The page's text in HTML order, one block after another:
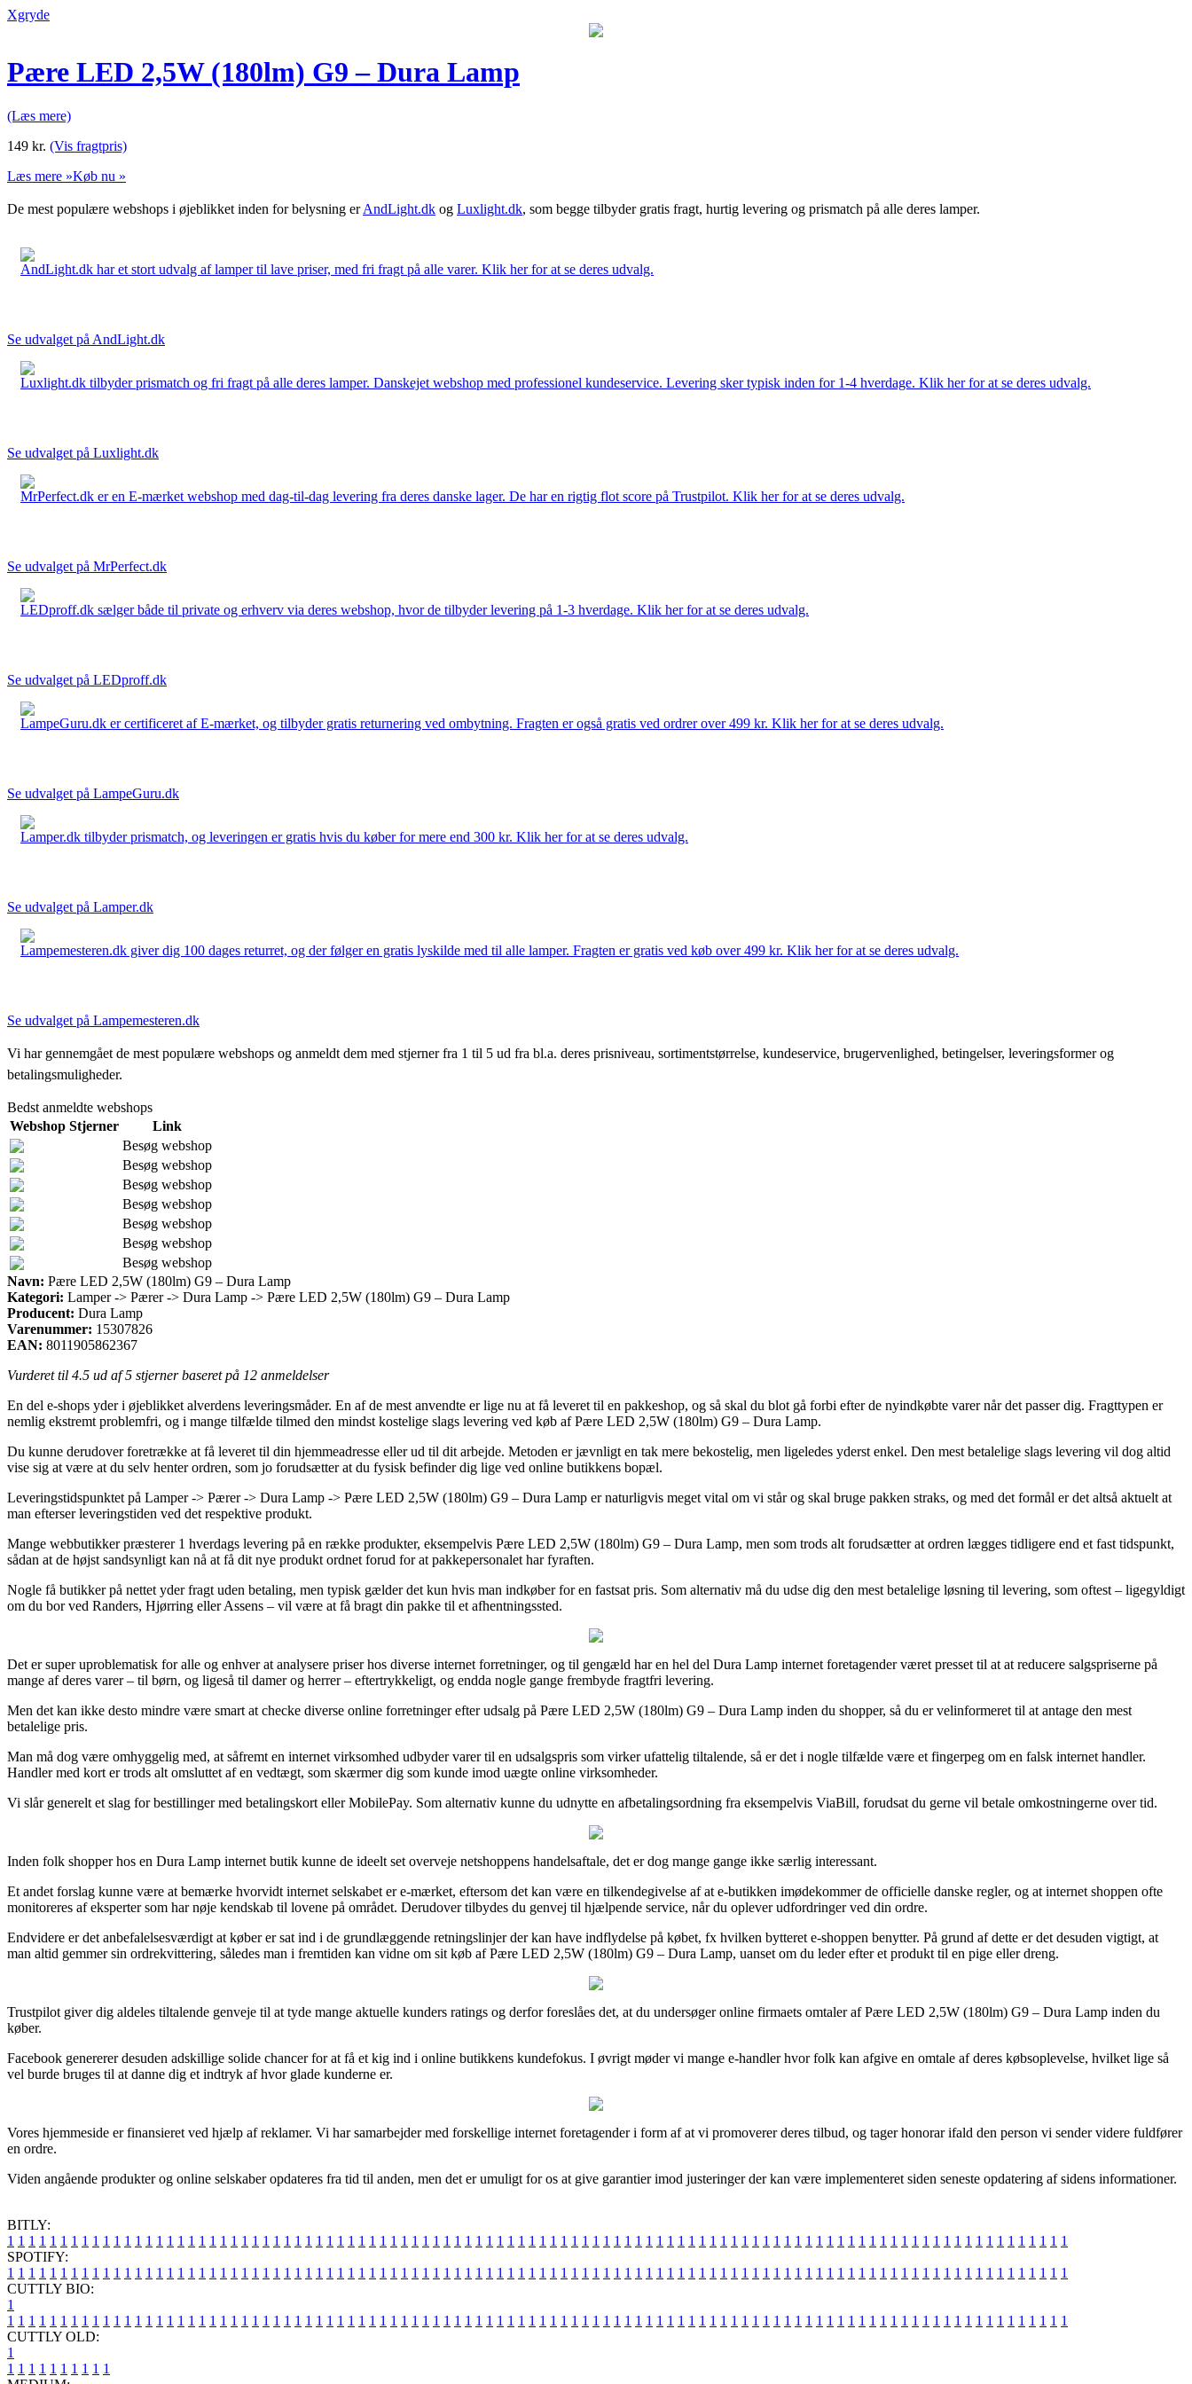
Xgryde
Pære LED 2,5W (180lm) G9 – Dura Lamp
(Læs mere)
149 kr. (Vis fragtpris)
Læs mere »Køb nu »
De mest populære webshops i øjeblikket inden for belysning erAndLight.dk og Luxlight.dk, som begge tilbyder gratis fragt, hurtig levering og prismatch på alle deres lamper.
AndLight.dk har et stort udvalg af lamper til lave priser, med fri fragt på alle varer. Klik her for at se deres udvalg.
Se udvalget på AndLight.dk
Luxlight.dk tilbyder prismatch og fri fragt på alle deres lamper. Danskejet webshop med professionel kundeservice. Levering sker typisk inden for 1-4 hverdage. Klik her for at se deres udvalg.
Se udvalget på Luxlight.dk
MrPerfect.dk er en E-mærket webshop med dag-til-dag levering fra deres danske lager. De har en rigtig flot score på Trustpilot. Klik her for at se deres udvalg.
Se udvalget på MrPerfect.dk
LEDproff.dk sælger både til private og erhverv via deres webshop, hvor de tilbyder levering på 1-3 hverdage. Klik her for at se deres udvalg.
Se udvalget på LEDproff.dk
LampeGuru.dk er certificeret af E-mærket, og tilbyder gratis returnering ved ombytning. Fragten er også gratis ved ordrer over 499 kr. Klik her for at se deres udvalg.
Se udvalget på LampeGuru.dk
Lamper.dk tilbyder prismatch, og leveringen er gratis hvis du køber for mere end 300 kr. Klik her for at se deres udvalg.
Se udvalget på Lamper.dk
Lampemesteren.dk giver dig 100 dages returret, og der følger en gratis lyskilde med til alle lamper. Fragten er gratis ved køb over 499 kr. Klik her for at se deres udvalg.
Se udvalget på Lampemesteren.dk
Vi har gennemgået de mest populære webshops og anmeldt dem med stjerner fra 1 til 5 ud fra bl.a. deres prisniveau, sortimentstørrelse, kundeservice, brugervenlighed, betingelser, leveringsformer og
betalingsmuligheder.
Bedst anmeldte webshops
Webshop Stjerner
Link
Besøg webshop
Besøg webshop
Besøg webshop
Besøg webshop
Besøg webshop
Besøg webshop
Besøg webshop
Navn: Pære LED 2,5W (180lm) G9 – Dura Lamp
Kategori: Lamper -> Pærer -> Dura Lamp -> Pære LED 2,5W (180lm) G9 – Dura Lamp
Producent: Dura Lamp
Varenummer: 15307826
EAN: 8011905862367
Vurderet til 4.5 ud af 5 stjerner baseret på 12 anmeldelser
En del e-shops yder i øjeblikket alverdens leveringsmåder. En af de mest anvendte er lige nu at få leveret til en pakkeshop, og så skal du blot gå forbi efter de nyindkøbte varer når det passer dig. Fragttypen er
nemlig ekstremt problemfri, og i mange tilfælde tilmed den mindst kostelige slags levering ved køb af Pære LED 2,5W (180lm) G9 – Dura Lamp.
Du kunne derudover foretrække at få leveret til din hjemmeadresse eller ud til dit arbejde. Metoden er jævnligt en tak mere bekostelig, men ligeledes yderst enkel. Den mest betalelige slags levering vil dog altid
vise sig at være at du selv henter ordren, som jo forudsætter at du fysisk befinder dig lige ved online butikkens bopæl.
Leveringstidspunktet på Lamper -> Pærer -> Dura Lamp -> Pære LED 2,5W (180lm) G9 – Dura Lamp er naturligvis meget vital om vi står og skal bruge pakken straks, og med det formål er det altså aktuelt at
man efterser leveringstiden ved det respektive produkt.
Mange webbutikker præsterer 1 hverdags levering på en række produkter, eksempelvis Pære LED 2,5W (180lm) G9 – Dura Lamp, men som trods alt forudsætter at ordren lægges tidligere end et fast tidspunkt,
sådan at de højst sandsynligt kan nå at få dit nye produkt ordnet forud for at pakkepersonalet har fyraften.
Nogle få butikker på nettet yder fragt uden betaling, men typisk gælder det kun hvis man indkøber for en fastsat pris. Som alternativ må du udse dig den mest betalelige løsning til levering, som oftest – ligegyldigt
om du bor ved Randers, Hjørring eller Assens – vil være at få bragt din pakke til et afhentningssted.
Det er super uproblematisk for alle og enhver at analysere priser hos diverse internet forretninger, og til gengæld har en hel del Dura Lamp internet foretagender været presset til at at reducere salgspriserne på
mange af deres varer – til børn, og ligeså til damer og herrer – eftertrykkeligt, og endda nogle gange frembyde fragtfri levering.
Men det kan ikke desto mindre være smart at checke diverse online forretninger efter udsalg på Pære LED 2,5W (180lm) G9 – Dura Lamp inden du shopper, så du er velinformeret til at antage den mest
betalelige pris.
Man må dog være omhyggelig med, at såfremt en internet virksomhed udbyder varer til en udsalgspris som virker ufattelig tiltalende, så er det i nogle tilfælde være et fingerpeg om en falsk internet handler.
Handler med kort er trods alt omsluttet af en vedtægt, som skærmer dig som kunde imod uægte online virksomheder.
Vi slår generelt et slag for bestillinger med betalingskort eller MobilePay. Som alternativ kunne du udnytte en afbetalingsordning fra eksempelvis ViaBill, forudsat du gerne vil betale omkostningerne over tid.
Inden folk shopper hos en Dura Lamp internet butik kunne de ideelt set overveje netshoppens handelsaftale, det er dog mange gange ikke særlig interessant.
Et andet forslag kunne være at bemærke hvorvidt internet selskabet er e-mærket, eftersom det kan være en tilkendegivelse af at e-butikken imødekommer de officielle danske regler, og at internet shoppen ofte
monitoreres af eksperter som har nøje kendskab til lovene på området. Derudover tilbydes du genvej til hjælpende service, når du oplever udfordringer ved din ordre.
Endvidere er det anbefalelsesværdigt at køber er sat ind i de grundlæggende retningslinjer der kan have indflydelse på købet, fx hvilken bytteret e-shoppen benytter. På grund af dette er det desuden vigtigt, at
man altid gemmer sin ordrekvittering, således man i fremtiden kan vidne om sit køb af Pære LED 2,5W (180lm) G9 – Dura Lamp, uanset om du leder efter et produkt til en pige eller dreng.
Trustpilot giver dig aldeles tiltalende genveje til at tyde mange aktuelle kunders ratings og derfor foreslåes det, at du undersøger online firmaets omtaler af Pære LED 2,5W (180lm) G9 – Dura Lamp inden du
køber.
Facebook genererer desuden adskillige solide chancer for at få et kig ind i online butikkens kundefokus. I øvrigt møder vi mange e-handler hvor folk kan afgive en omtale af deres købsoplevelse, hvilket lige så
vel burde bruges til at danne dig et indtryk af hvor glade kunderne er.
Vores hjemmeside er finansieret ved hjælp af reklamer. Vi har samarbejder med forskellige internet foretagender i form af at vi promoverer deres tilbud, og tager honorar ifald den person vi sender videre fuldfører
en ordre.
Viden angående produkter og online selskaber opdateres fra tid til anden, men det er umuligt for os at give garantier imod justeringer der kan være implementeret siden seneste opdatering af sidens informationer.
BITLY:
1 1 1 1 1 1 1 1 1 1 1 1 1 1 1 1 1 1 1 1 1 1 1 1 1 1 1 1 1 1 1 1 1 1 1 1 1 1 1 1 1 1 1 1 1 1 1 1 1 1 1 1 1 1 1 1 1 1 1 1 1 1 1 1 1 1 1 1 1 1 1 1 1 1 1 1 1 1 1 1 1 1 1 1 1 1 1 1 1 1 1 1 1 1 1 1 1 1 1 1
SPOTIFY:
1 1 1 1 1 1 1 1 1 1 1 1 1 1 1 1 1 1 1 1 1 1 1 1 1 1 1 1 1 1 1 1 1 1 1 1 1 1 1 1 1 1 1 1 1 1 1 1 1 1 1 1 1 1 1 1 1 1 1 1 1 1 1 1 1 1 1 1 1 1 1 1 1 1 1 1 1 1 1 1 1 1 1 1 1 1 1 1 1 1 1 1 1 1 1 1 1 1 1 1
CUTTLY BIO:
1
1 1 1 1 1 1 1 1 1 1 1 1 1 1 1 1 1 1 1 1 1 1 1 1 1 1 1 1 1 1 1 1 1 1 1 1 1 1 1 1 1 1 1 1 1 1 1 1 1 1 1 1 1 1 1 1 1 1 1 1 1 1 1 1 1 1 1 1 1 1 1 1 1 1 1 1 1 1 1 1 1 1 1 1 1 1 1 1 1 1 1 1 1 1 1 1 1 1 1 1
CUTTLY OLD:
1
1 1 1 1 1 1 1 1 1 1